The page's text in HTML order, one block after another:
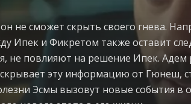
не сможет скрыть своего гнева.
Ипек и Фикретом также оставит
не повлияют на решение Ипек. Адем
эту информацию от Гюнеш,
Эсмы вызовут новые события